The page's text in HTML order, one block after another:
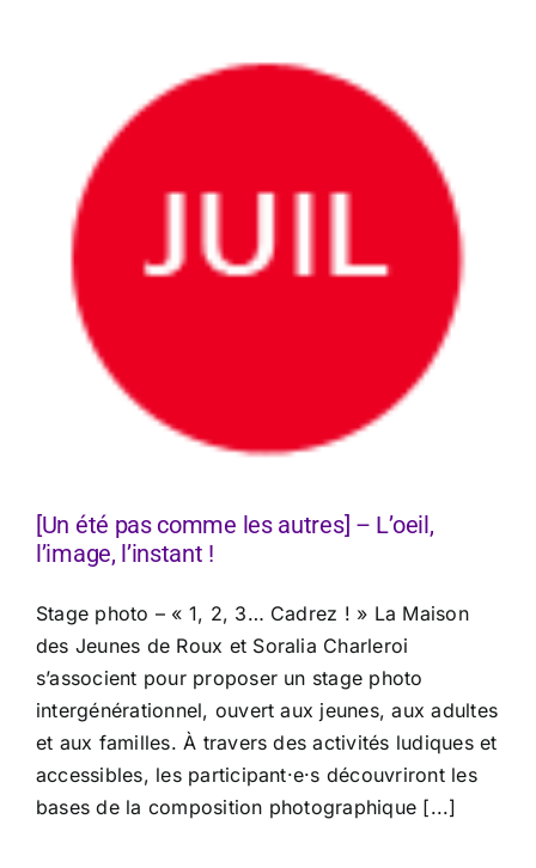
[Un été pas comme les autres] – L’oeil,
l’image, l’instant !
Stage photo – « 1, 2, 3… Cadrez ! » La Maison
des Jeunes de Roux et Soralia Charleroi
s’associent pour proposer un stage photo
intergénérationnel, ouvert aux jeunes, aux adultes
et aux familles. À travers des activités ludiques et
accessibles, les participant·e·s découvriront les
bases de la composition photographique [...]